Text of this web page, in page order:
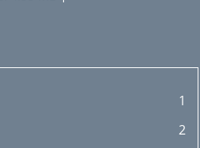
1
2